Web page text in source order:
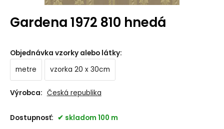
Gardena 1972 810 hnedá
Objednávka vzorky alebo látky:
metre
vzorka 20 x 30cm
Výrobca: Česká republika
Dostupnosť: skladom 100 m